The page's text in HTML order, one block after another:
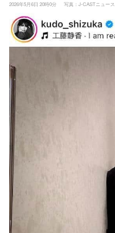
2026年5月6日 20時0分 写真：J-CASTニュース